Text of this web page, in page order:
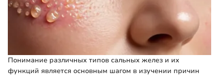
Понимание различных типов сальных желез и их
функций является основным шагом в изучении причин